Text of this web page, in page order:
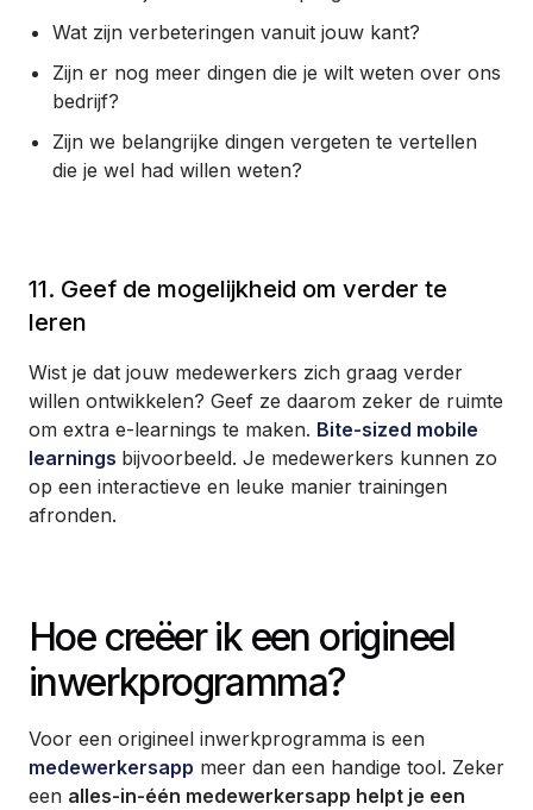
Wat zijn verbeteringen vanuit jouw kant?
Zijn er nog meer dingen die je wilt weten over ons
bedrijf?
Zijn we belangrijke dingen vergeten te vertellen
die je wel had willen weten?
11. Geef de mogelijkheid om verder te
leren
Wist je dat jouw medewerkers zich graag verder
willen ontwikkelen? Geef ze daarom zeker de ruimte
om extra e-learnings te maken. Bite-sized mobile
learnings bijvoorbeeld. Je medewerkers kunnen zo
op een interactieve en leuke manier trainingen
afronden.
Hoe creëer ik een origineel
inwerkprogramma?
Voor een origineel inwerkprogramma is een
medewerkersapp meer dan een handige tool. Zeker
een alles-in-één medewerkersapp helpt je een